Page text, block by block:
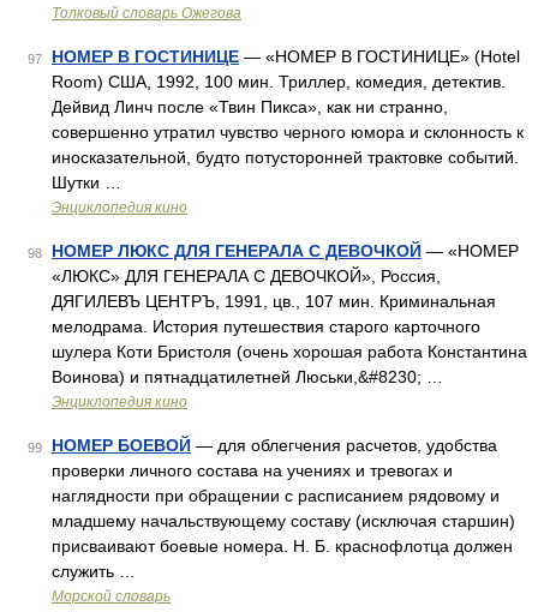
Толковый словарь Ожегова
97 НОМЕР В ГОСТИНИЦЕ — «НОМЕР В ГОСТИНИЦЕ» (Hotel
Room) США, 1992, 100 мин. Триллер, комедия, детектив.
Дейвид Линч после «Твин Пикса», как ни странно,
совершенно утратил чувство черного юмора и склонность к
иносказательной, будто потусторонней трактовке событий.
Шутки …
Энциклопедия кино
98 НОМЕР ЛЮКС ДЛЯ ГЕНЕРАЛА С ДЕВОЧКОЙ — «НОМЕР
«ЛЮКС» ДЛЯ ГЕНЕРАЛА С ДЕВОЧКОЙ», Россия,
ДЯГИЛЕВЪ ЦЕНТРЪ, 1991, цв., 107 мин. Криминальная
мелодрама. История путешествия старого карточного
шулера Коти Бристоля (очень хорошая работа Константина
Воинова) и пятнадцатилетней Люськи,&#8230; …
Энциклопедия кино
99 НОМЕР БОЕВОЙ — для облегчения расчетов, удобства
проверки личного состава на учениях и тревогах и
наглядности при обращении с расписанием рядовому и
младшему начальствующему составу (исключая старшин)
присваивают боевые номера. Н. Б. краснофлотца должен
служить …
Морской словарь